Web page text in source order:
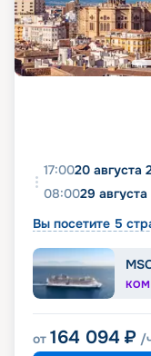
17:0020 августа
08:0029
Вы посетите 5
от 164 094 ₽ /